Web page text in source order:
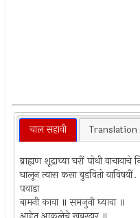
चाल सहावी Translation
ब्राह्यण शूद्राच्या घरीं पोथी
घालून त्यास कसा बुडवितो याविषयीं.
पवाडा
बामनी कावा ॥ समजुनी घ्यावा ॥